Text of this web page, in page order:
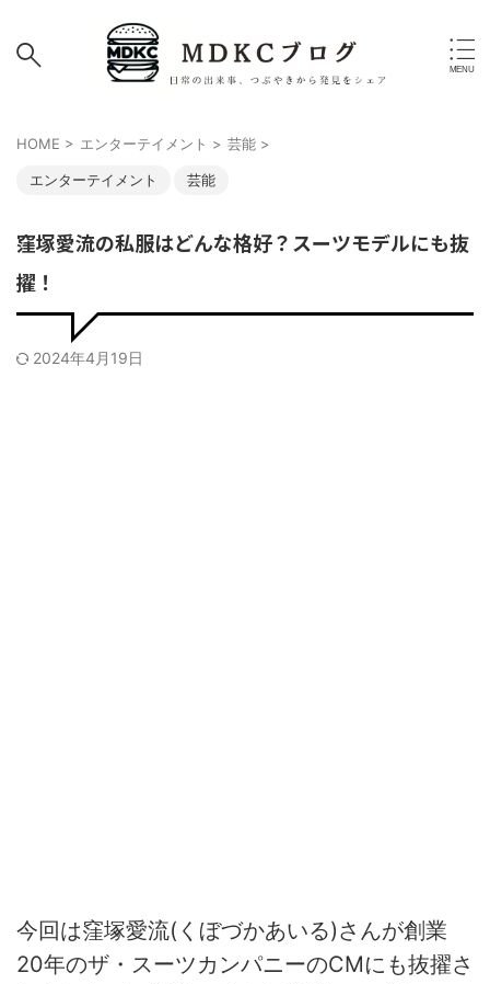
HOME > エンターテイメント > 芸能 >
エンターテイメント 芸能
窪塚愛流の私服はどんな格好？スーツモデルにも抜
擢！
2024年4月19日
今回は窪塚愛流(くぼづかあいる)さんが創業
20年のザ・スーツカンパニーのCMにも抜擢さ